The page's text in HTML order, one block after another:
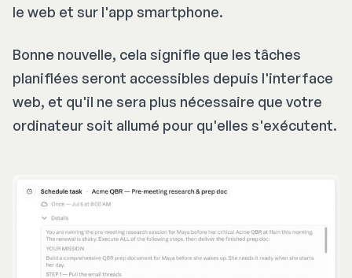
le web et sur l'app smartphone.
Bonne nouvelle, cela signifie que les tâches
planifiées seront accessibles depuis l'interface
web, et qu'il ne sera plus nécessaire que votre
ordinateur soit allumé pour qu'elles s'exécutent.